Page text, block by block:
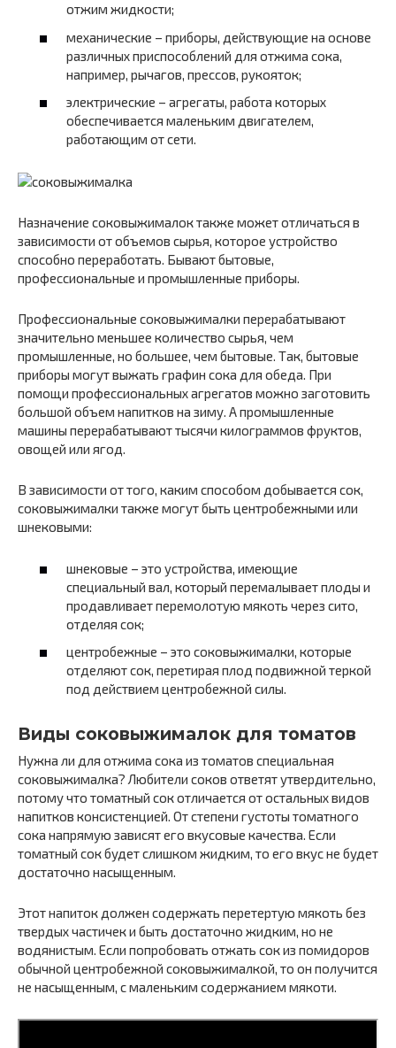
отжим жидкости;
механические – приборы, действующие на основе
различных приспособлений для отжима сока,
например, рычагов, прессов, рукояток;
электрические – агрегаты, работа которых
обеспечивается маленьким двигателем,
работающим от сети.
Назначение соковыжималок также может отличаться в
зависимости от объемов сырья, которое устройство
способно переработать. Бывают бытовые,
профессиональные и промышленные приборы.
Профессиональные соковыжималки перерабатывают
значительно меньшее количество сырья, чем
промышленные, но большее, чем бытовые. Так, бытовые
приборы могут выжать графин сока для обеда. При
помощи профессиональных агрегатов можно заготовить
большой объем напитков на зиму. А промышленные
машины перерабатывают тысячи килограммов фруктов,
овощей или ягод.
В зависимости от того, каким способом добывается сок,
соковыжималки также могут быть центробежными или
шнековыми:
шнековые – это устройства, имеющие
специальный вал, который перемалывает плоды и
продавливает перемолотую мякоть через сито,
отделяя сок;
центробежные – это соковыжималки, которые
отделяют сок, перетирая плод подвижной теркой
под действием центробежной силы.
Виды соковыжималок для томатов
Нужна ли для отжима сока из томатов специальная
соковыжималка? Любители соков ответят утвердительно,
потому что томатный сок отличается от остальных видов
напитков консистенцией. От степени густоты томатного
сока напрямую зависят его вкусовые качества. Если
томатный сок будет слишком жидким, то его вкус не будет
достаточно насыщенным.
Этот напиток должен содержать перетертую мякоть без
твердых частичек и быть достаточно жидким, но не
водянистым. Если попробовать отжать сок из помидоров
обычной центробежной соковыжималкой, то он получится
не насыщенным, с маленьким содержанием мякоти.